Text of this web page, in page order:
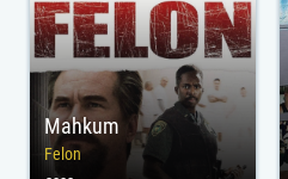
Mahkum
Felon